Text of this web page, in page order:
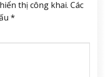
thị công khai. Các
*